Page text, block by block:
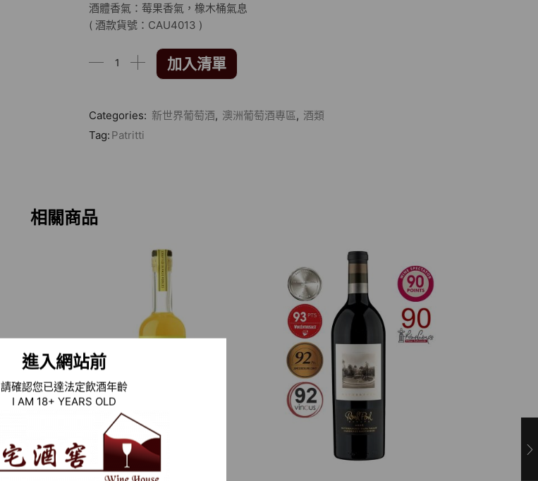
進入網站前
請確認您已達法定飲酒年齡
I AM 18+ YEARS OLD
酒體香氣：莓果香氣，橡木桶氣息
( 酒款貨號：CAU4013 )
加入清單
Categories: 新世界葡萄酒, 澳洲葡萄酒專區, 酒類
Tag: Patritti
相關商品